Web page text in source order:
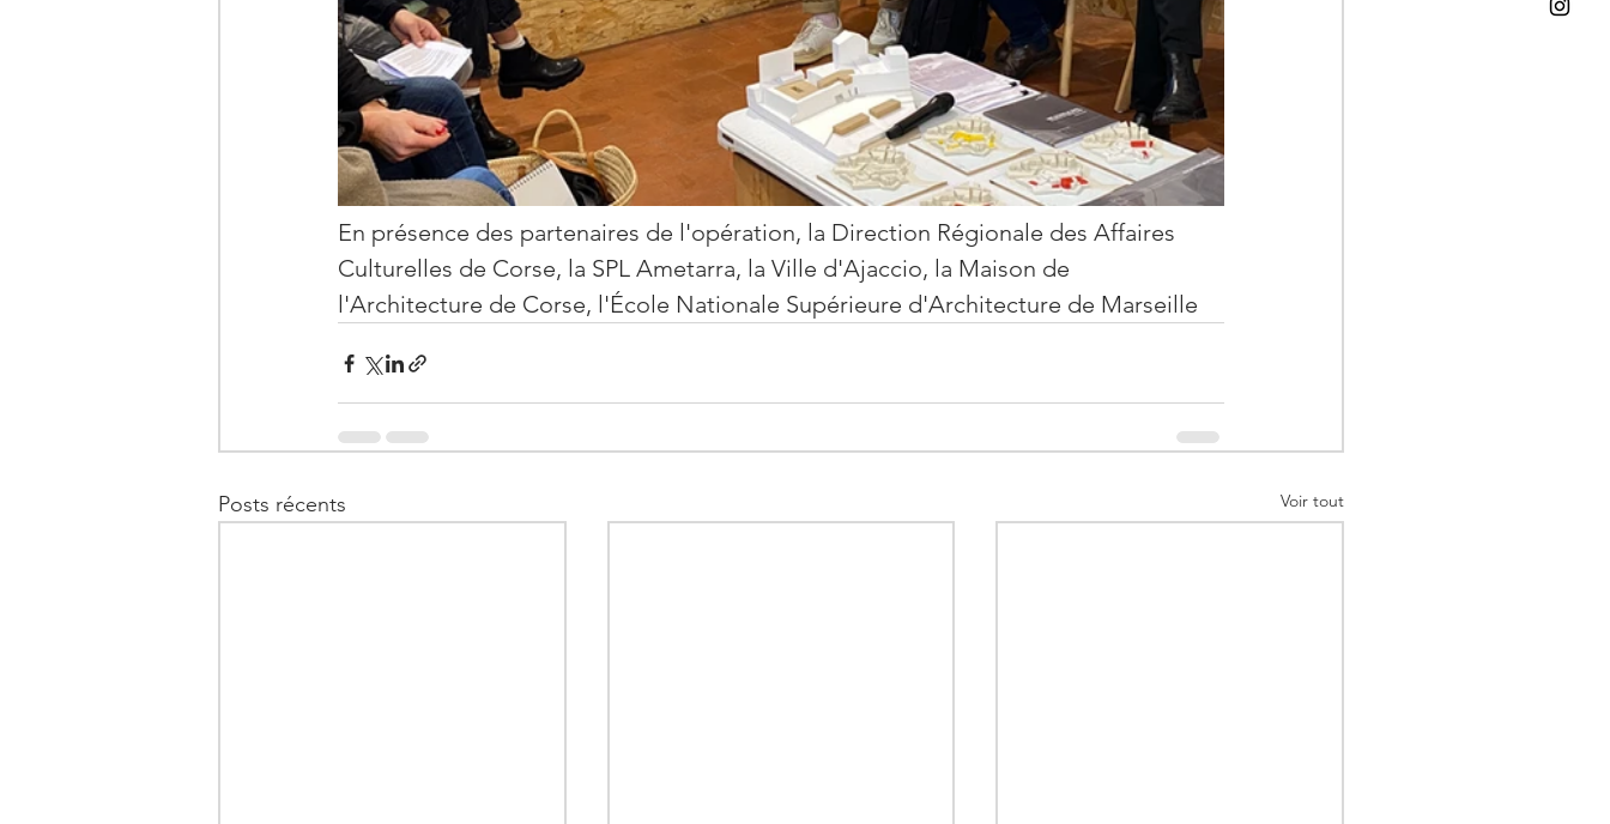
En présence des partenaires de l'opération, la Direction Régionale des Affaires
Culturelles de Corse, la SPL Ametarra, la Ville d'Ajaccio, la Maison de
l'Architecture de Corse, l'École Nationale Supérieure d'Architecture de Marseille
Posts récents Voir tout